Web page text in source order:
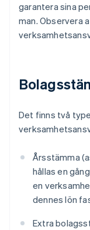
garantera sina
man. Observera
Det finns två
Årsstämma
hållas en
en
dennes lön
Extra